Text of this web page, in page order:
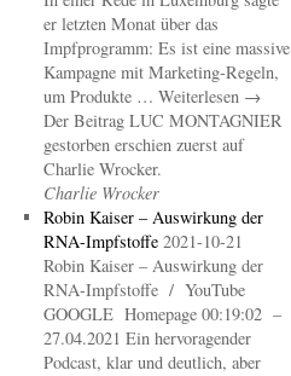
er letzten Monat über das
Impfprogramm: Es ist eine massive
Kampagne mit Marketing-Regeln,
um Produkte … Weiterlesen →
Der Beitrag LUC MONTAGNIER
gestorben erschien zuerst auf
Charlie Wrocker.
Charlie Wrocker
Robin Kaiser – Auswirkung der
RNA-Impfstoffe 2021-10-21
Robin Kaiser – Auswirkung der
RNA-Impfstoffe / YouTube
GOOGLE Homepage 00:19:02 –
27.04.2021 Ein hervoragender
Podcast, klar und deutlich, aber